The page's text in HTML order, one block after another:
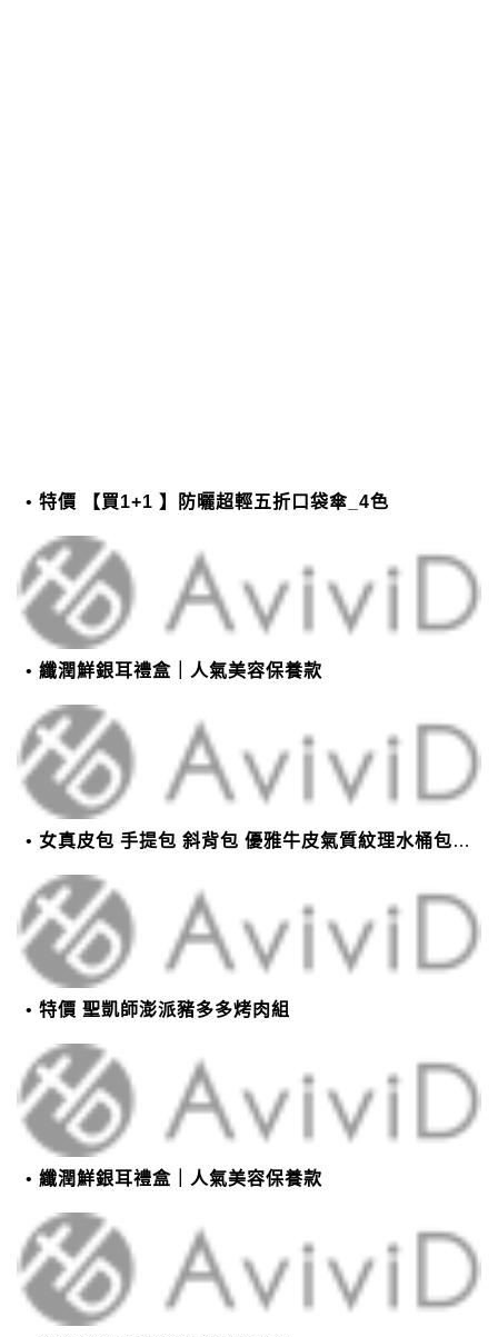
特價 【買1+1 】防曬超輕五折口袋傘_4色
纖潤鮮銀耳禮盒｜人氣美容保養款
女真皮包 手提包 斜背包 優雅牛皮氣質紋理水桶包(2色)【XBO7950112】＊艾美時尚(現+預)
特價 聖凱師澎派豬多多烤肉組
纖潤鮮銀耳禮盒｜人氣美容保養款